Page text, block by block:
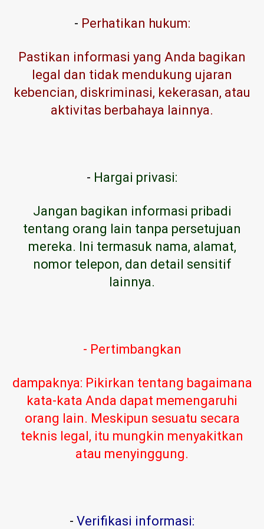
- Perhatikan hukum:
Pastikan informasi yang Anda bagikan
legal dan tidak mendukung ujaran
kebencian, diskriminasi, kekerasan, atau
aktivitas berbahaya lainnya.
- Hargai privasi:
Jangan bagikan informasi pribadi
tentang orang lain tanpa persetujuan
mereka. Ini termasuk nama, alamat,
nomor telepon, dan detail sensitif
lainnya.
- Pertimbangkan
dampaknya: Pikirkan tentang bagaimana
kata-kata Anda dapat memengaruhi
orang lain. Meskipun sesuatu secara
teknis legal, itu mungkin menyakitkan
atau menyinggung.
- Verifikasi informasi: